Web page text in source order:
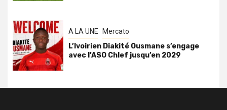
A LA UNE Mercato
L’Ivoirien Diakité Ousmane s’engage
avec l’ASO Chlef jusqu’en 2029